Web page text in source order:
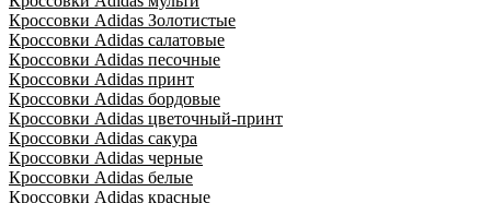
Кроссовки Adidas Золотистые
Кроссовки Adidas салатовые
Кроссовки Adidas песочные
Кроссовки Adidas принт
Кроссовки Adidas бордовые
Кроссовки Adidas цветочный-принт
Кроссовки Adidas сакура
Кроссовки Adidas черные
Кроссовки Adidas белые
Кроссовки Adidas красные